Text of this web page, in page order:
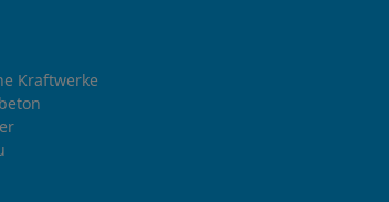
Kraftwerke